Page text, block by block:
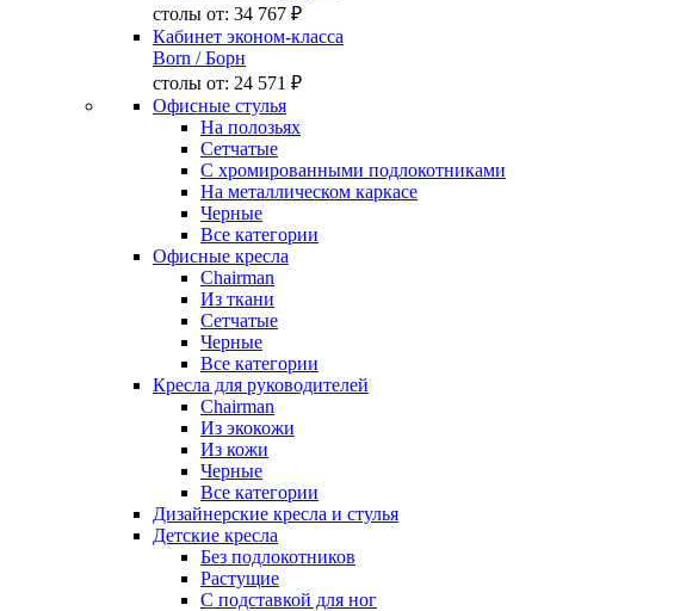
столы от: 34 767 ₽
Кабинет эконом-класса
Born / Борн
столы от: 24 571 ₽
Офисные стулья
На полозьях
Сетчатые
С хромированными подлокотниками
На металлическом каркасе
Черные
Все категории
Офисные кресла
Chairman
Из ткани
Сетчатые
Черные
Все категории
Кресла для руководителей
Chairman
Из экокожи
Из кожи
Черные
Все категории
Дизайнерские кресла и стулья
Детские кресла
Без подлокотников
Растущие
С подставкой для ног